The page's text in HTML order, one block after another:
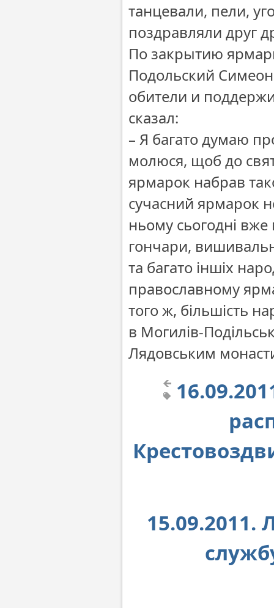
танцевали, пели,
поздравляли друг
По закрытию
Подольский
обители и
сказал:
– Я багато думаю
молюся, щоб до
ярмарок набрав
сучасний ярмарок
ньому сьогодні
гончари,
та багато іншіх
православному
того ж, більшість
в Могилів-
Лядовським